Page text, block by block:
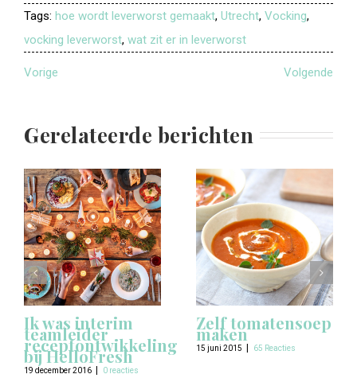
Tags: hoe wordt leverworst gemaakt, Utrecht, Vocking,
vocking leverworst, wat zit er in leverworst
Vorige Volgende
Gerelateerde berichten
Ik was interim
teamleider
receptontwikkeling
bij HelloFresh
19 december 2016 | 0 reacties
Zelf tomatensoep
maken
15 juni 2015 | 65 Reacties